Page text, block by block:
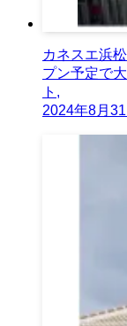
カネスエ浜
プン予定で
ト,
2024年8月31